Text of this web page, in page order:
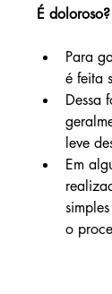
É doloroso?
Para
é feita
Dessa
leve
Em
o